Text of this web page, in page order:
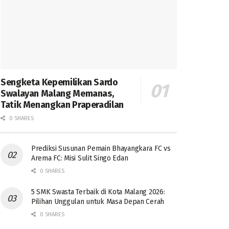
Sengketa Kepemilikan Sardo
Swalayan Malang Memanas,
Tatik Menangkan Praperadilan
0 SHARES
Prediksi Susunan Pemain Bhayangkara FC vs
Arema FC: Misi Sulit Singo Edan
0 SHARES
5 SMK Swasta Terbaik di Kota Malang 2026:
Pilihan Unggulan untuk Masa Depan Cerah
0 SHARES